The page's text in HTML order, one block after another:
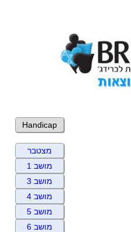
Handicap
מצטבר
מושב 1
מושב 3
מושב 4
מושב 5
מושב 6